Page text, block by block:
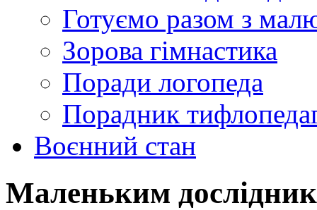
Готуємо разом з
Зорова гімнастика
Поради логопеда
Порадник
Воєнний стан
Маленьким